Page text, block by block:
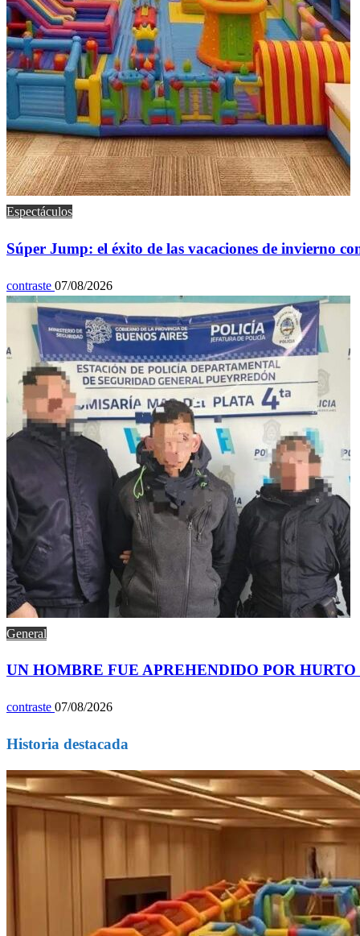
Espectáculos
Súper Jump: el éxito de las vacaciones de invierno
contraste 07/08/2026
General
UN HOMBRE FUE APREHENDIDO POR
contraste 07/08/2026
Historia destacada